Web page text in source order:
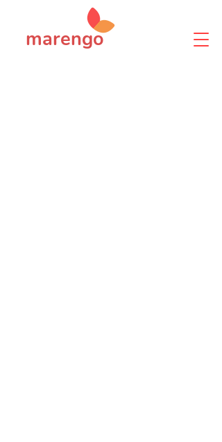
marengo